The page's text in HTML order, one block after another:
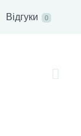
Відгуки 0